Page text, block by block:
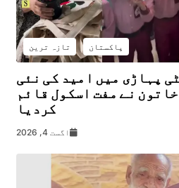
پاکستان تازہ ترین
پہاڑی میں امید کی نئی
نے مفت اسکول قائم
کردیا
اگست 4, 2026